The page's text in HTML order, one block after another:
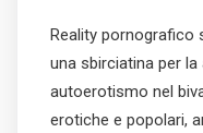
Reality pornografico
una sbirciatina per
autoerotismo nel
erotiche e popolari,